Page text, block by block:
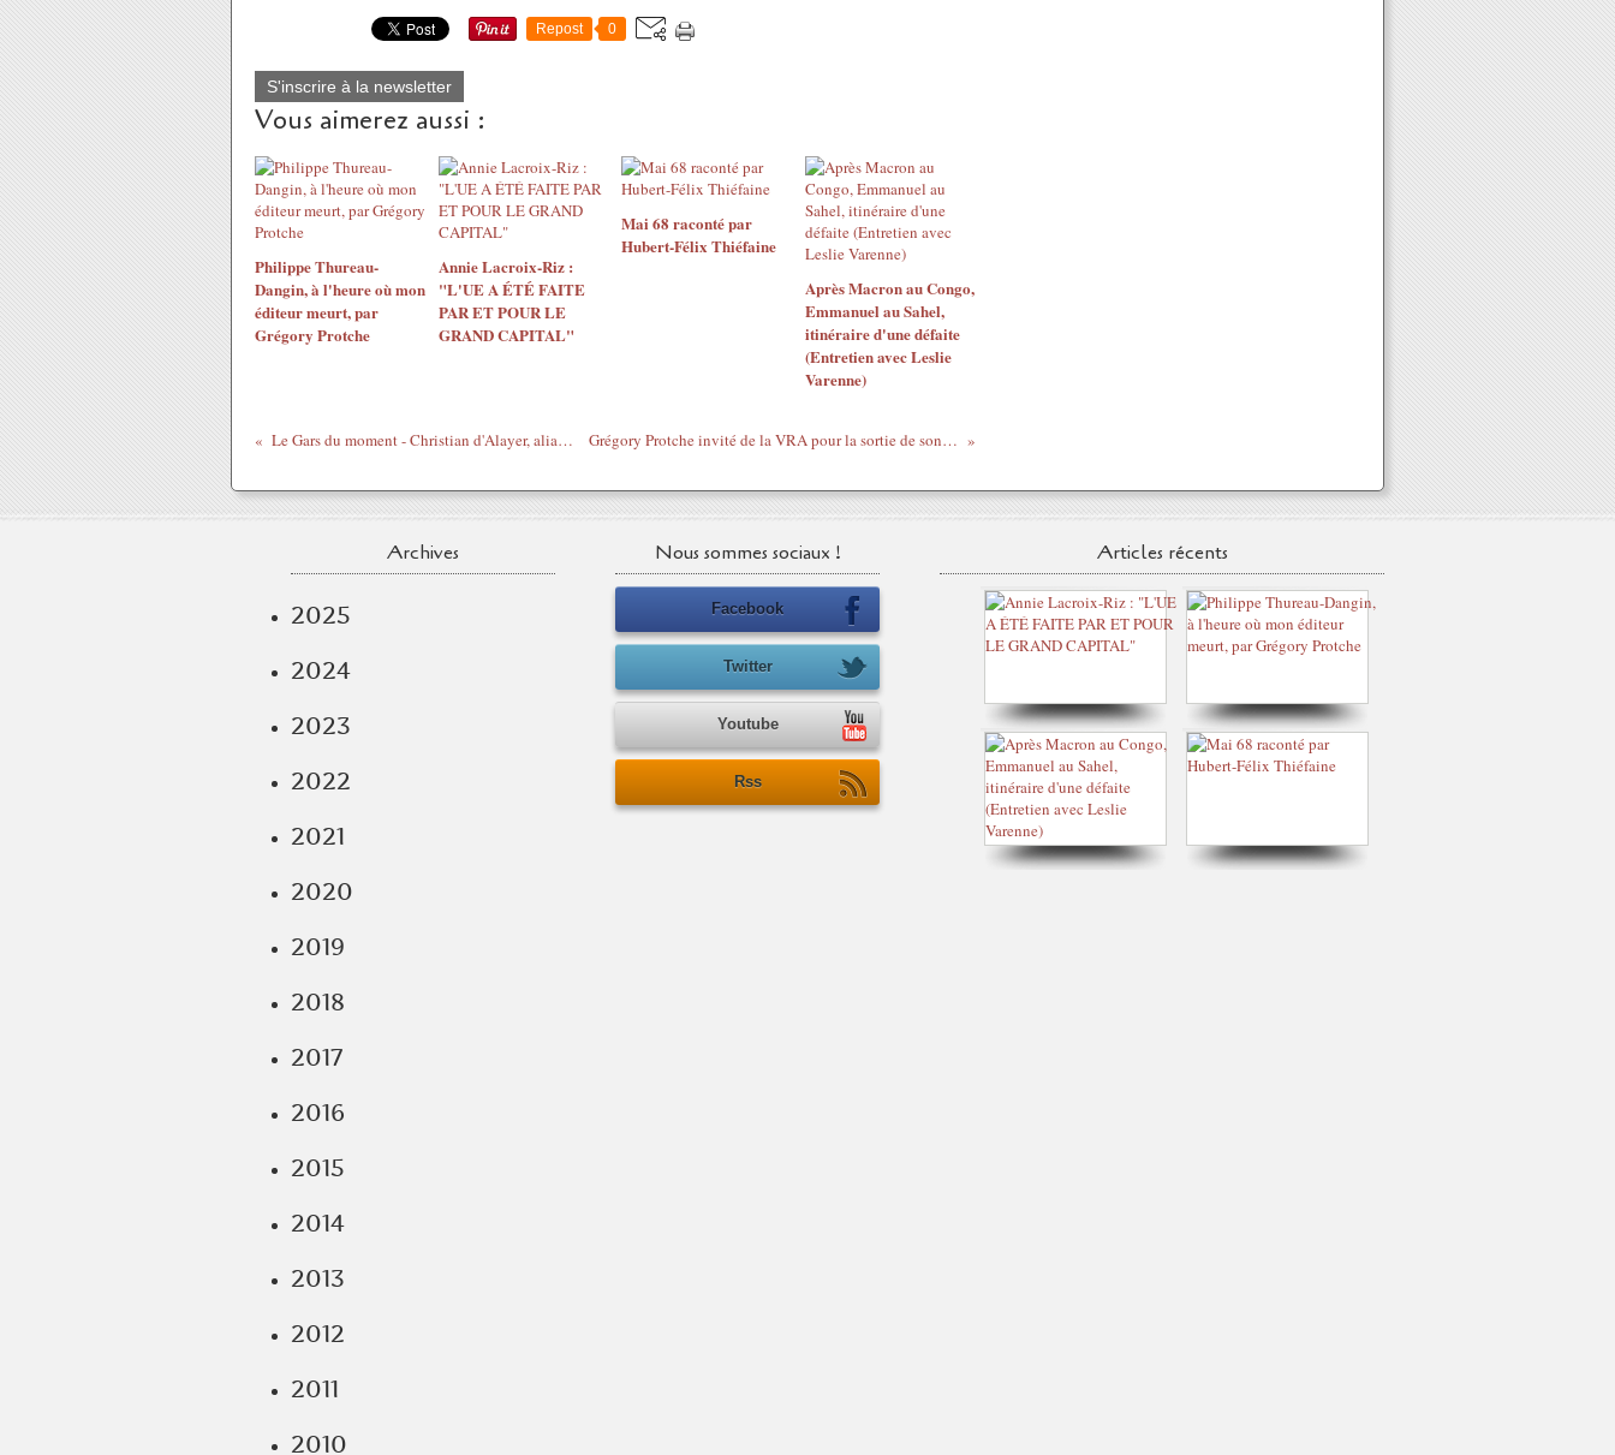
Repost 0
S'inscrire à la newsletter
Vous aimerez aussi :
Philippe Thureau-
Dangin, à l'heure où mon
éditeur meurt, par
Grégory Protche
Annie Lacroix-Riz :
"L'UE A ÉTÉ FAITE
PAR ET POUR LE
GRAND CAPITAL"
Mai 68 raconté par
Hubert-Félix Thiéfaine
Après Macron au Congo,
Emmanuel au Sahel,
itinéraire d'une défaite
(Entretien avec Leslie
Varenne)
Le Gars du moment - Christian d'Alayer, alias le "Con de Blanc", théoricien du "Crime médiatique contre l'Afrique" Grégory Protche invité de la VRA pour la sortie de son livre : "On a gagné les élections, mais on a perdu la guerre" - Part 1 : Le 11 avril 2011
Archives
2025
2024
2023
2022
2021
2020
2019
2018
2017
2016
2015
2014
2013
2012
2011
2010
Nous sommes sociaux !
Facebook
Twitter
Youtube
Rss
Articles récents